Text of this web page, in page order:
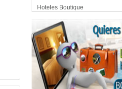
Hoteles Boutique